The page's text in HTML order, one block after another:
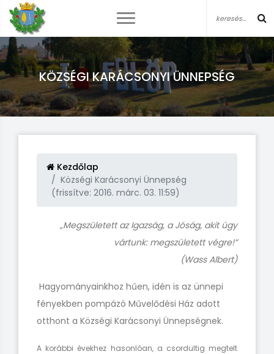
KÖZSÉGI KARÁCSONYI ÜNNEPSÉG
Kezdőlap
Községi Karácsonyi Ünnepség
(frissítve: 2016. márc. 03. 11:59)
„Megszületett az Igazság, a Jóság, akit úgy
vártunk: megszületett végre!”
(Wass Albert)
Hagyományainkhoz hűen, idén is az ünnepi
fényekben pompázó Művelődési Ház adott
otthont a Községi Karácsonyi Ünnepségnek.
A korábbi évekhez hasonlóan, a csordultig megtelt